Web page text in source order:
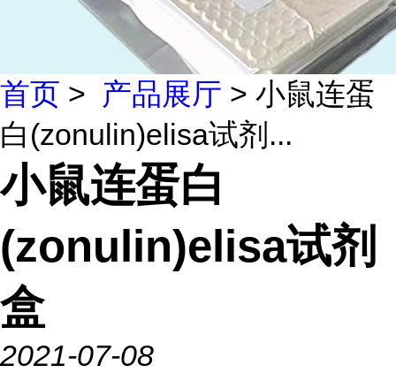
首页 > 产品展厅 > 小鼠连蛋
白(zonulin)elisa试剂...
小鼠连蛋白
(zonulin)elisa试剂
盒
2021-07-08